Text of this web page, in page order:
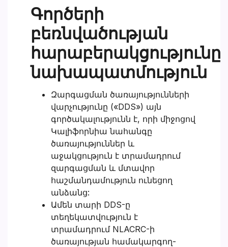
Գործերի
բեռնվածության
հարաբերակցությունը
նախապատմություն
Զարգացման ծառայությունների
վարչությունը («DDS») այն
գործակալությունն է, որի միջոցով
Կալիֆորնիա նահանգը
ծառայություններ և
աջակցություն է տրամադրում
զարգացման և մտավոր
հաշմանդամություն ունեցող
անձանց:
Ամեն տարի DDS-ը
տեղեկատվություն է
տրամադրում NLACRC-ի
ծառայության համակարգող-